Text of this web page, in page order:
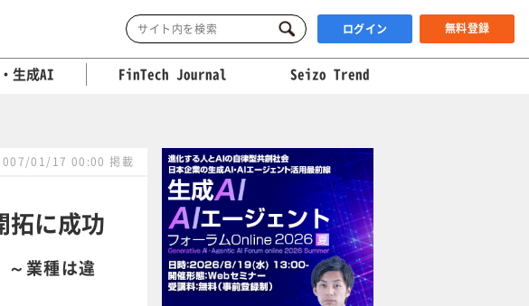
ログイン 無料登録
生成AI FinTech Journal Seizo Trend
01/17 00:00 掲載
拓に成功
業種は違